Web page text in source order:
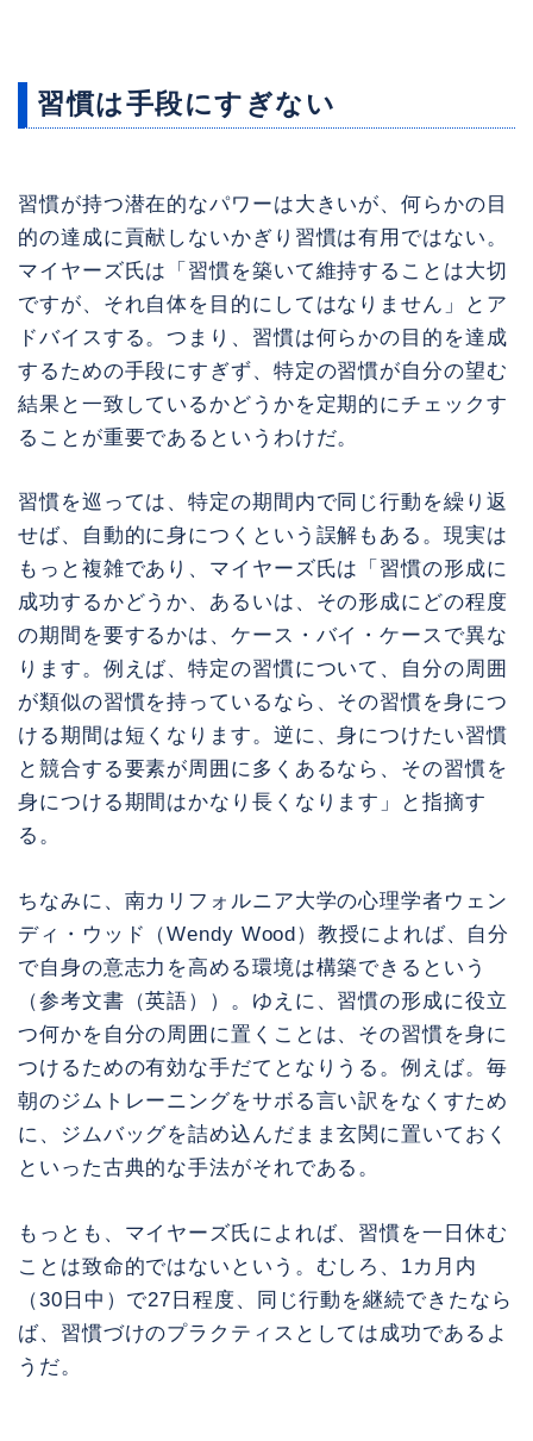
習慣は手段にすぎない
習慣が持つ潜在的なパワーは大きいが、何らかの目
的の達成に貢献しないかぎり習慣は有用ではない。
マイヤーズ氏は「習慣を築いて維持することは大切
ですが、それ自体を目的にしてはなりません」とア
ドバイスする。つまり、習慣は何らかの目的を達成
するための手段にすぎず、特定の習慣が自分の望む
結果と一致しているかどうかを定期的にチェックす
ることが重要であるというわけだ。
習慣を巡っては、特定の期間内で同じ行動を繰り返
せば、自動的に身につくという誤解もある。現実は
もっと複雑であり、マイヤーズ氏は「習慣の形成に
成功するかどうか、あるいは、その形成にどの程度
の期間を要するかは、ケース・バイ・ケースで異な
ります。例えば、特定の習慣について、自分の周囲
が類似の習慣を持っているなら、その習慣を身につ
ける期間は短くなります。逆に、身につけたい習慣
と競合する要素が周囲に多くあるなら、その習慣を
身につける期間はかなり長くなります」と指摘す
る。
ちなみに、南カリフォルニア大学の心理学者ウェン
ディ・ウッド（Wendy Wood）教授によれば、自分
で自身の意志力を高める環境は構築できるという
（参考文書（英語））。ゆえに、習慣の形成に役立
つ何かを自分の周囲に置くことは、その習慣を身に
つけるための有効な手だてとなりうる。例えば。毎
朝のジムトレーニングをサボる言い訳をなくすため
に、ジムバッグを詰め込んだまま玄関に置いておく
といった古典的な手法がそれである。
もっとも、マイヤーズ氏によれば、習慣を一日休む
ことは致命的ではないという。むしろ、1カ月内
（30日中）で27日程度、同じ行動を継続できたなら
ば、習慣づけのプラクティスとしては成功であるよ
うだ。